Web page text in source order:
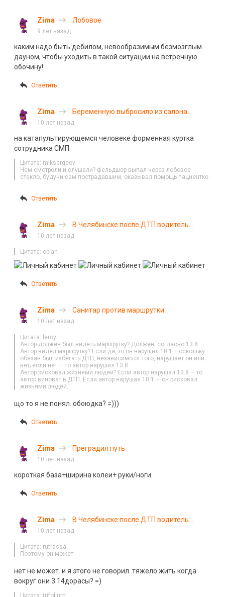
Zima Лобовое
9 лет назад
каким надо быть дебилом, невообразимым безмозглым
дауном, чтобы уходить в такой ситуации на встречную
обочину!
Ответить
Zima
Беременную выбросило из салона
\»скорой помощи\» на трассе
10 лет назад
на катапультирующемся человеке форменная куртка
сотрудника СМП.
Цитата: miksergeev
Чем смотрели и слушали? фельдшер выпал через лобовое
стекло, будучи сам пострадавшим, оказывал помощь пациентке.
Ответить
Zima
В Челябинске после ДТП водитель
открыл стрельбу из газового пистолета
10 лет назад
Цитата: eblan
Ответить
Zima Санитар против маршрутки
10 лет назад
Цитата: leroy
Автор должен был видеть маршрутку? Должен, согласно 13.8
Автор видел маршрутку? Если да, то он нарушил 10.1, поскольку
обязан был избегать ДТП, независимо от того, нарушает он или
нет; если нет — то автор нарушил 13.8
Автор рисковал жизнями людей? Если автор нарушал 13.8 — то
автор виноват в ДТП. Если автор нарушал 10.1 — он рисковал
жизнями людей.
що то я не понял..обоюдка? =)))
Ответить
Zima Преградил путь
10 лет назад
короткая база+ширина колеи+ руки/ноги.
Ответить
Zima
В Челябинске после ДТП водитель
открыл стрельбу из газового пистолета
10 лет назад
Цитата: rutrassa
Поэтому он может
нет не может. и я этого не говорил. тяжело жить когда
вокруг они 3.14дорасы? =)